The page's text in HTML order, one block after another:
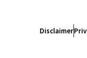
Disclaimer